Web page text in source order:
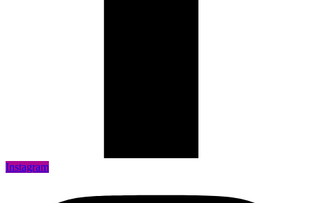
Instagram